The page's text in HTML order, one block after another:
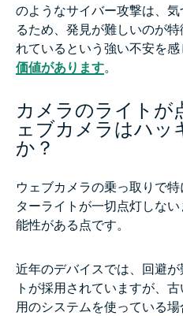
のようなサイバー攻撃は、
るため、発見が難しいのが
れているという強い不安を感
価値があります。
カメラのライトが
ェブカメラはハッ
か？
ウェブカメラの乗っ取りで
ターライトが一切点灯しな
能性がある点です。
近年のデバイスでは、回避
トが採用されていますが、
用のシステムを使っている